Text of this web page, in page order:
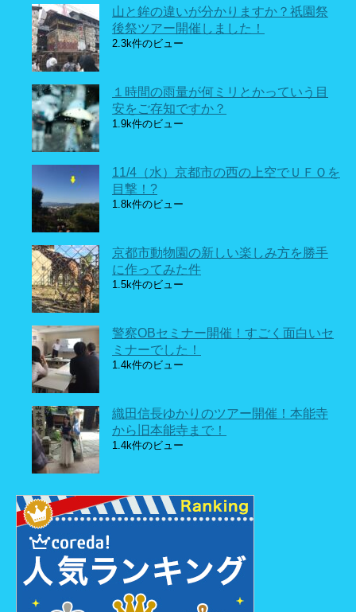
山と鉾の違いが分かりますか？祇園祭
後祭ツアー開催しました！
2.3k件のビュー
１時間の雨量が何ミリとかっていう目
安をご存知ですか？
1.9k件のビュー
11/4（水）京都市の西の上空でＵＦＯを
目撃！?
1.8k件のビュー
京都市動物園の新しい楽しみ方を勝手
に作ってみた件
1.5k件のビュー
警察OBセミナー開催！すごく面白いセ
ミナーでした！
1.4k件のビュー
織田信長ゆかりのツアー開催！本能寺
から旧本能寺まで！
1.4k件のビュー